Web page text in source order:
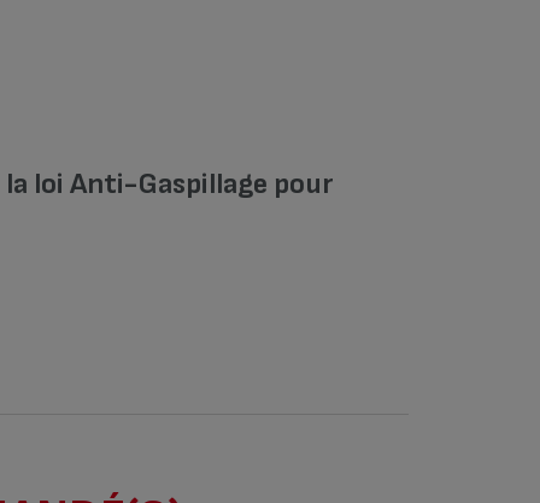
loi Anti-Gaspillage pour